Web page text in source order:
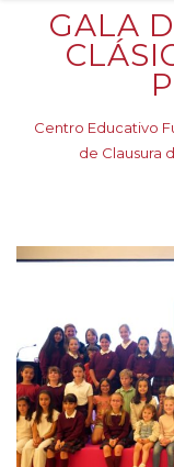
content
GALA
Centro Educativo
de Clausura